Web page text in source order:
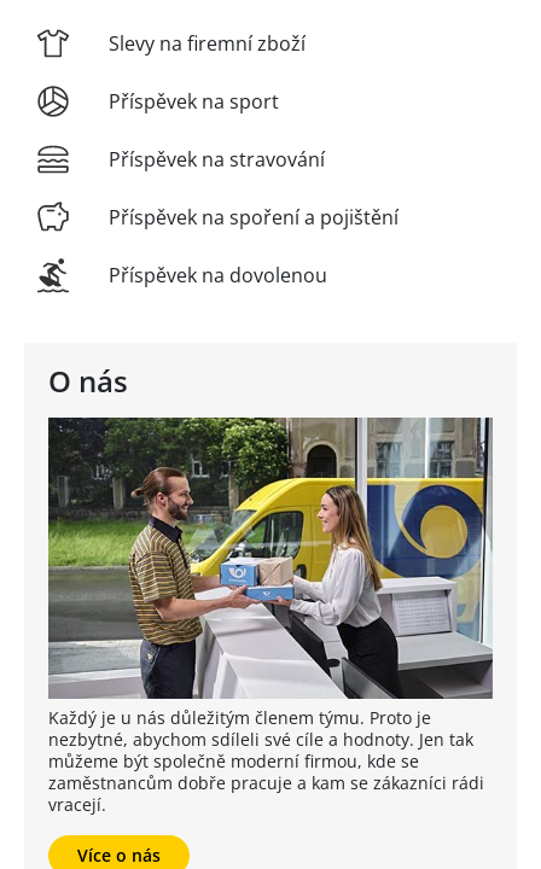
O nás
Každý je u nás důležitým členem týmu. Proto je
nezbytné, abychom sdíleli své cíle a hodnoty. Jen tak
můžeme být společně moderní firmou, kde se
zaměstnancům dobře pracuje a kam se zákazníci rádi
vracejí.
Více o nás
Slevy na firemní zboží
Příspěvek na sport
Příspěvek na stravování
Příspěvek na spoření a pojištění
Příspěvek na dovolenou